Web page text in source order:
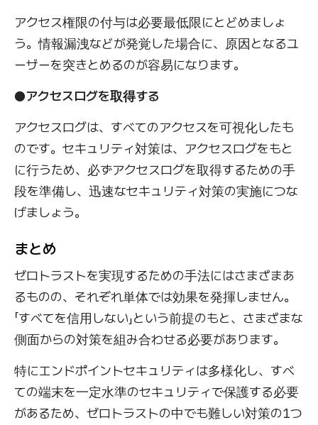
アクセス権限の付与は必要最低限にとどめましょ
う。情報漏洩などが発覚した場合に、原因となるユ
ーザーを突きとめるのが容易になります。
●アクセスログを取得する
アクセスログは、すべてのアクセスを可視化したも
のです。セキュリティ対策は、アクセスログをもと
に行うため、必ずアクセスログを取得するための手
段を準備し、迅速なセキュリティ対策の実施につな
げましょう。
まとめ
ゼロトラストを実現するための手法にはさまざまあ
るものの、それぞれ単体では効果を発揮しません。
「すべてを信用しない」という前提のもと、さまざまな
側面からの対策を組み合わせる必要があります。
特にエンドポイントセキュリティは多様化し、すべ
ての端末を一定水準のセキュリティで保護する必要
があるため、ゼロトラストの中でも難しい対策の1つ